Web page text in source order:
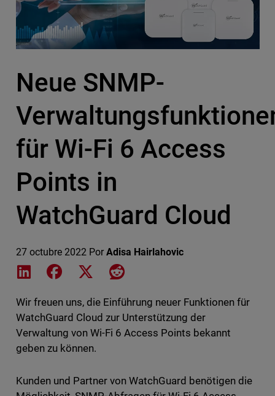
Neue SNMP-
für Wi-Fi 6 Access
Points in
WatchGuard Cloud
27 octubre 2022 Por Adisa Hairlahovic
Share on LinkedIn
Share on Facebook
Share on XShare on Reddit
Wir freuen uns, die Einführung neuer Funktionen für
WatchGuard Cloud zur Unterstützung der
Verwaltung von Wi-Fi 6 Access Points bekannt
geben zu können.
Kunden und Partner von WatchGuard benötigen die